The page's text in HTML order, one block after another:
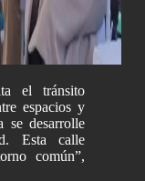
el tránsito
espacios y
se desarrolle
Esta calle
común”,